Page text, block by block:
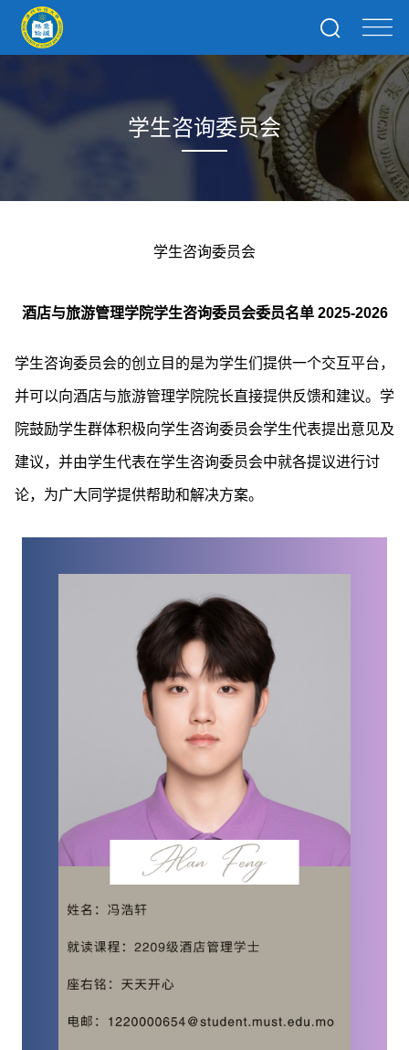
学生咨询委员会
学生咨询委员会
酒店与旅游管理学院学生咨询委员会委员名单 2025-2026
学生咨询委员会的创立目的是为学生们提供一个交互平台，
并可以向酒店与旅游管理学院院长直接提供反馈和建议。学
院鼓励学生群体积极向学生咨询委员会学生代表提出意见及
建议，并由学生代表在学生咨询委员会中就各提议进行讨
论，为广大同学提供帮助和解决方案。